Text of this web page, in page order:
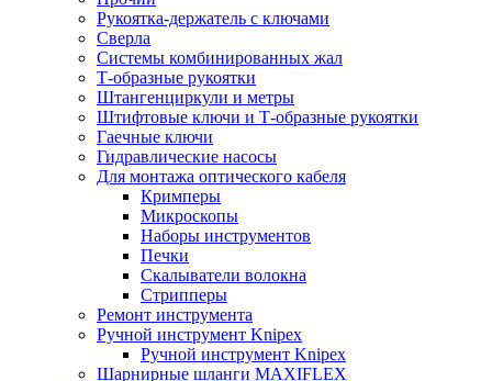
Рукоятка-держатель с ключами
Сверла
Системы комбинированных жал
Т-образные рукоятки
Штангенциркули и метры
Штифтовые ключи и Т-образные рукоятки
Гаечные ключи
Гидравлические насосы
Для монтажа оптического кабеля
Кримперы
Микроскопы
Наборы инструментов
Печки
Скалыватели волокна
Стрипперы
Ремонт инструмента
Ручной инструмент Knipex
Ручной инструмент Knipex
Шарнирные шланги MAXIFLEX